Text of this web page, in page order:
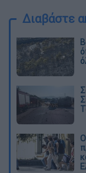
Διαβάστε